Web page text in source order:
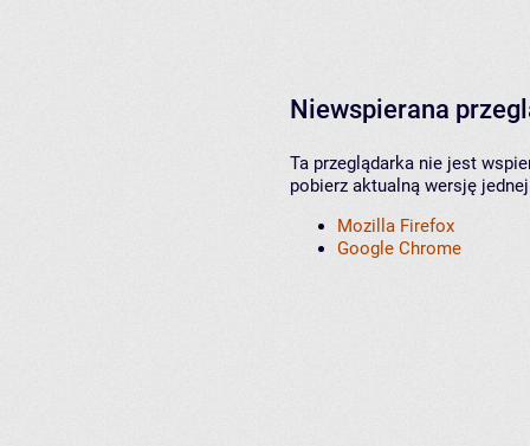
Niewspierana
Ta przeglądarka nie jest
pobierz aktualną wersję
Mozilla Firefox
Google Chrome